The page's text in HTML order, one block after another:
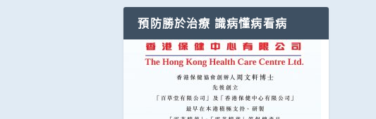
預防勝於治療 識病懂病看病